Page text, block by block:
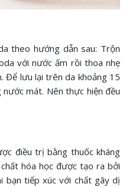
theo hướng dẫn sau: Trộn
với nước ấm rồi thoa nhẹ
Để lưu lại trên da khoảng 15
mát. Nên thực hiện đều
điều trị bằng thuốc kháng
hóa học được tạo ra bởi
bạn tiếp xúc với chất gây dị